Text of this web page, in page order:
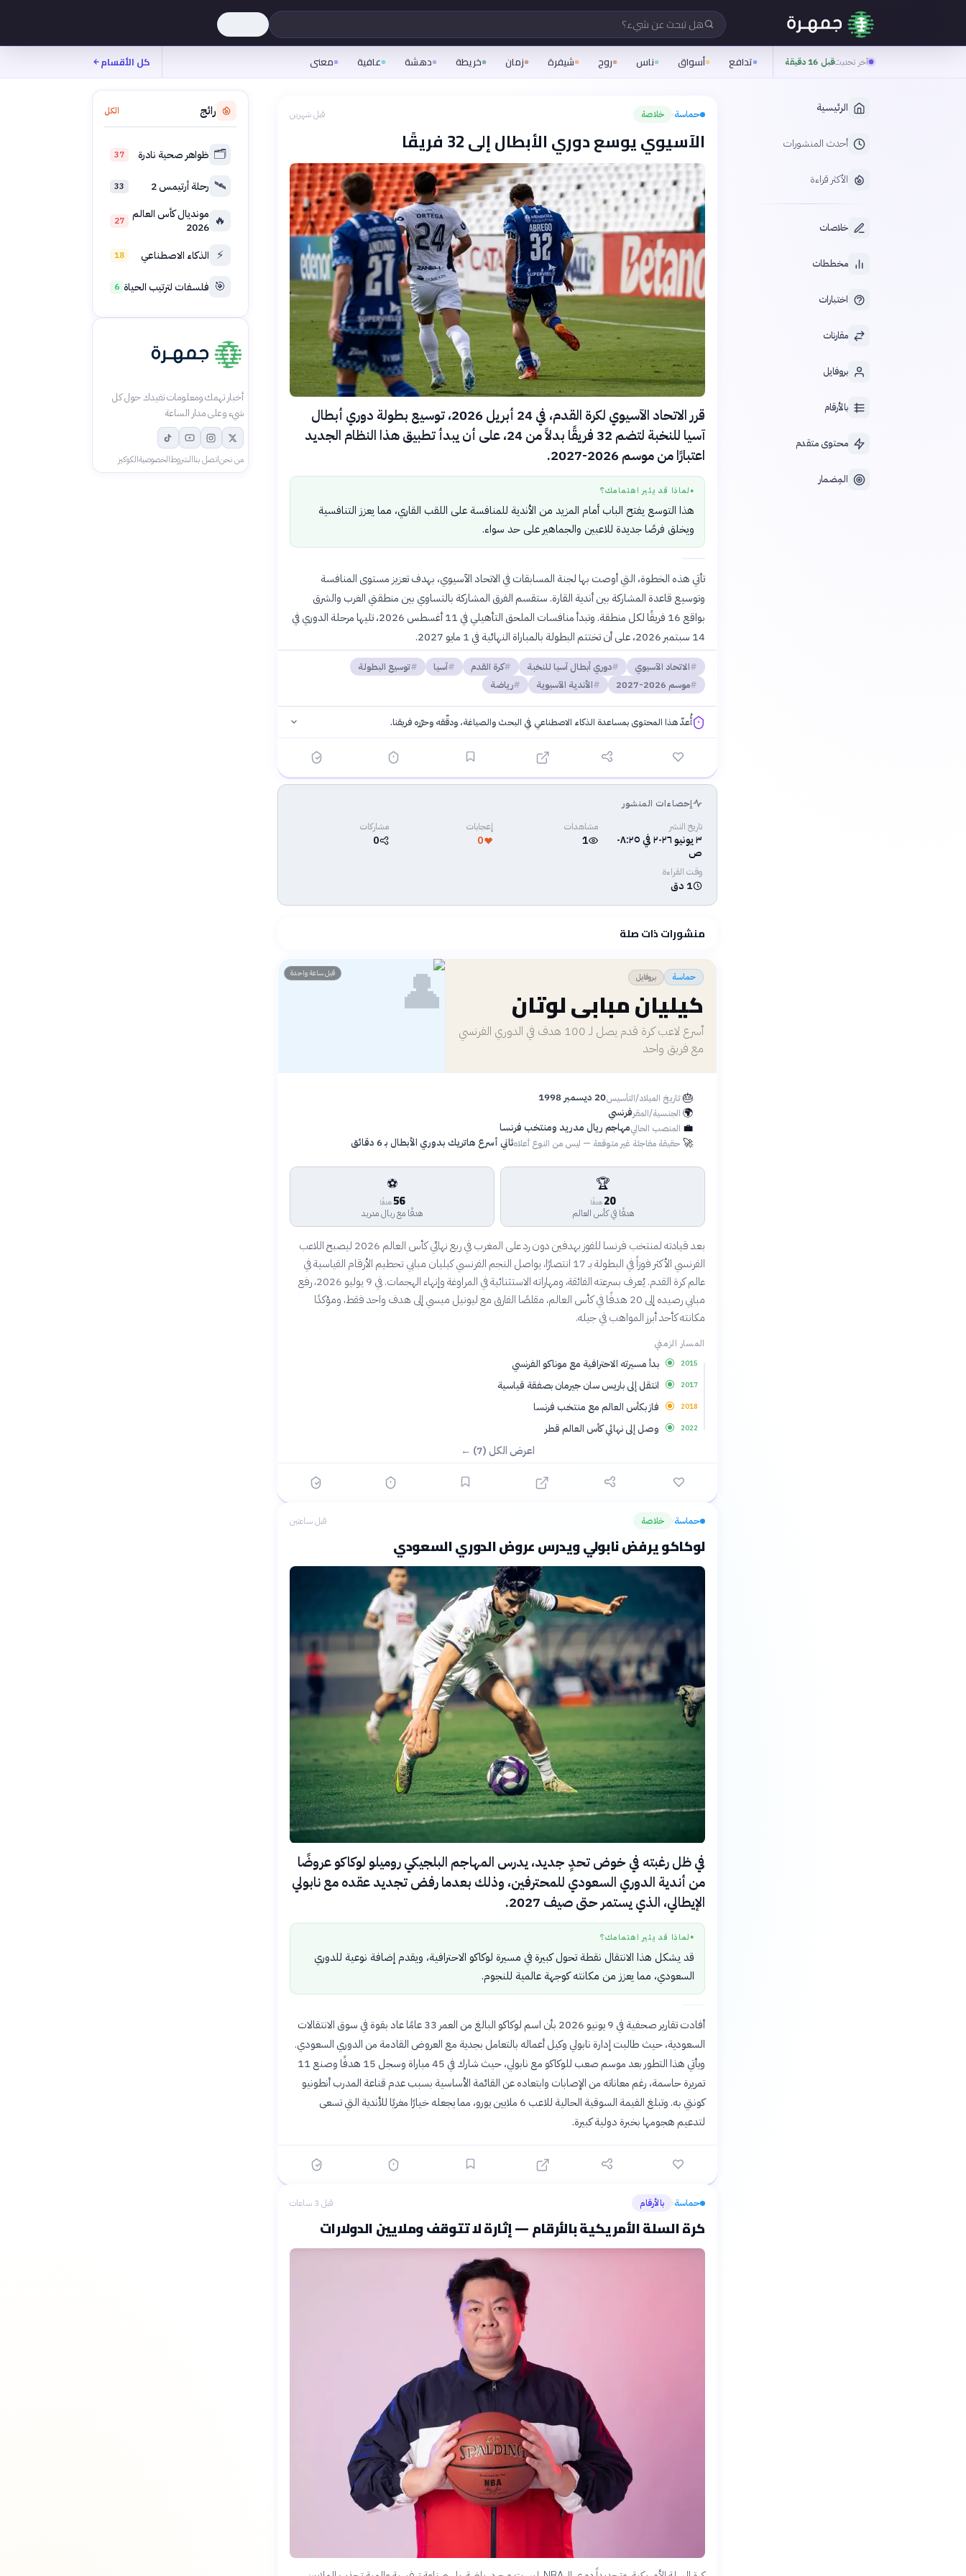
هل تبحث عن شيء؟
آخر تحديثقبل 16 دقيقة تدافع أسواق ناس روح شيفرة زمان خريطة دهشة عافية معنى كل الأقسام
الرئيسية
أحدث المنشورات
الأكثر قراءة
خلاصات
مخططات
اختبارات
مقارنات
بروفايل
بالأرقام
محتوى متقدم
المِضمار
حماسة› خلاصة قبل شهرين
الآسيوي يوسع دوري الأبطال إلى 32 فريقًا
قرر الاتحاد الآسيوي لكرة القدم، في 24 أبريل 2026، توسيع بطولة دوري أبطال
آسيا للنخبة لتضم 32 فريقًا بدلاً من 24، على أن يبدأ تطبيق هذا النظام الجديد
اعتبارًا من موسم 2026-2027.
● لماذا قد يثير اهتمامك؟
هذا التوسع يفتح الباب أمام المزيد من الأندية للمنافسة على اللقب القاري، مما يعزز التنافسية
ويخلق فرصًا جديدة للاعبين والجماهير على حد سواء.
تأتي هذه الخطوة، التي أوصت بها لجنة المسابقات في الاتحاد الآسيوي، بهدف تعزيز مستوى المنافسة
وتوسيع قاعدة المشاركة بين أندية القارة. ستقسم الفرق المشاركة بالتساوي بين منطقتي الغرب والشرق
بواقع 16 فريقًا لكل منطقة. وتبدأ منافسات الملحق التأهيلي في 11 أغسطس 2026، تليها مرحلة الدوري في
14 سبتمبر 2026، على أن تختتم البطولة بالمباراة النهائية في 1 مايو 2027.
الاتحاد الآسيوي دوري أبطال آسيا للنخبة كرة القدم آسيا
توسيع البطولة
موسم 2026-2027
الأندية الآسيوية رياضة
أُعدّ هذا المحتوى بمساعدة الذكاء الاصطناعي في البحث والصياغة، ودقّقه وحرّره فريقنا.
إحصاءات المنشور
تاريخ النشر
٣ يونيو ٢٠٢٦ في ٠٨:٢٥
ص
مشاهدات
1
إعجابات
0
مشاركات
0
وقت القراءة
1 دق
منشورات ذات صلة
حماسة بروفايل
كيليان مبابي لوتان
أسرع لاعب كرة قدم يصل لـ 100 هدف في الدوري الفرنسي
مع فريق واحد
قبل ساعة واحدة 👤
🎂تاريخ الميلاد/التأسيس20 ديسمبر 1998
🌍 الجنسية/المقرفرنسي
💼 المنصب الحاليمهاجم ريال مدريد ومنتخب فرنسا
🚀 حقيقة مفاجئة غير متوقعة — ليس من النوع أعلاهثاني أسرع هاتريك بدوري الأبطال بـ 6 دقائق
🏆
20 هدفًا
هدفًا في كأس العالم
⚽
56هدفًا
هدفًا مع ريال مدريد
بعد قيادته لمنتخب فرنسا للفوز بهدفين دون رد على المغرب في ربع نهائي كأس العالم 2026 ليصبح اللاعب
الفرنسي الأكثر فوزاً في البطولة بـ 17 انتصارًا، يواصل النجم الفرنسي كيليان مبابي تحطيم الأرقام القياسية في
عالم كرة القدم. يُعرف بسرعته الفائقة، ومهاراته الاستثنائية في المراوغة وإنهاء الهجمات. في 9 يوليو 2026، رفع
مبابي رصيده إلى 20 هدفًا في كأس العالم، مقلصًا الفارق مع ليونيل ميسي إلى هدف واحد فقط، ومؤكدًا
مكانته كأحد أبرز المواهب في جيله.
المسار الزمني
2015 بدأ مسيرته الاحترافية مع موناكو الفرنسي
2017 انتقل إلى باريس سان جيرمان بصفقة قياسية
2018 فاز بكأس العالم مع منتخب فرنسا
2022 وصل إلى نهائي كأس العالم قطر
اعرض الكل (7) ←
حماسة› خلاصة قبل ساعتين
لوكاكو يرفض نابولي ويدرس عروض الدوري السعودي
في ظل رغبته في خوض تحدٍ جديد، يدرس المهاجم البلجيكي روميلو لوكاكو عروضًا
من أندية الدوري السعودي للمحترفين، وذلك بعدما رفض تجديد عقده مع نابولي
الإيطالي، الذي يستمر حتى صيف 2027.
● لماذا قد يثير اهتمامك؟
قد يشكل هذا الانتقال نقطة تحول كبيرة في مسيرة لوكاكو الاحترافية، ويقدم إضافة نوعية للدوري
السعودي، مما يعزز من مكانته كوجهة عالمية للنجوم.
أفادت تقارير صحفية في 9 يونيو 2026 بأن اسم لوكاكو البالغ من العمر 33 عامًا عاد بقوة في سوق الانتقالات
السعودية، حيث طالبت إدارة نابولي وكيل أعماله بالتعامل بجدية مع العروض القادمة من الدوري السعودي.
ويأتي هذا التطور بعد موسم صعب للوكاكو مع نابولي، حيث شارك في 45 مباراة وسجل 15 هدفًا وصنع 11
تمريرة حاسمة، رغم معاناته من الإصابات وابتعاده عن القائمة الأساسية بسبب عدم قناعة المدرب أنطونيو
كونتي به. وتبلغ القيمة السوقية الحالية للاعب 6 ملايين يورو، مما يجعله خيارًا مغريًا للأندية التي تسعى
لتدعيم هجومها بخبرة دولية كبيرة.
حماسة› بالأرقام قبل 3 ساعات
كرة السلة الأمريكية بالأرقام — إثارة لا تتوقف وملايين الدولارات
رائج الكل
🗂️ ظواهر صحية نادرة 37
🛰️ رحلة أرتيمس 2 33
🔥 مونديال كأس العالم
2026
27
⚡ الذكاء الاصطناعي 18
🎯 فلسفات لترتيب الحياة 6
أخبار تهمك ومعلومات تفيدك حول كل
شيء وعلى مدار الساعة
من نحناتصل بناالشروطالخصوصيةالكوكيز